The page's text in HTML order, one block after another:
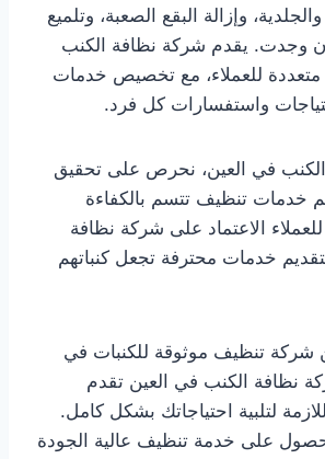
وإزالة البقع الصعبة، وتلميع
إن وجدت. يقدم شركة نظافة الكنب
متعددة للعملاء، مع تخصيص خدمات
واستفسارات كل فرد.
في العين، نحرص على تحقيق
خدمات تنظيف تتسم بالكفاءة
الاعتماد على شركة نظافة
خدمات محترفة تجعل كنباتهم
شركة تنظيف موثوقة للكنبات في
نظافة الكنب في العين تقدم
لتلبية احتياجاتك بشكل كامل.
على خدمة تنظيف عالية الجودة